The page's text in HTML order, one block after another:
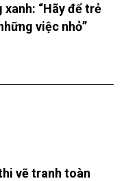
xanh: “Hãy để trẻ
việc nhỏ”
vẽ tranh toàn